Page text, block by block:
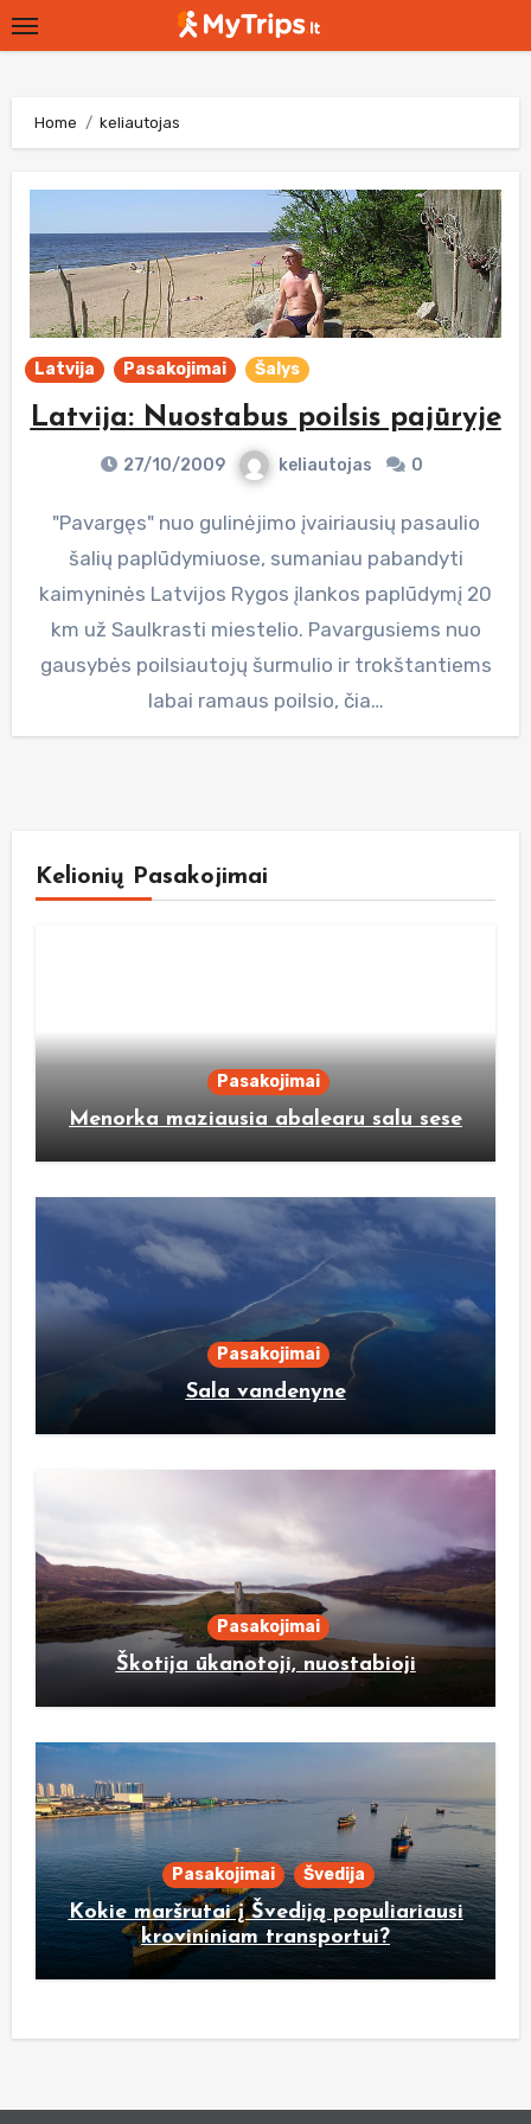
Skip
to
Home keliautojas
Latvija Pasakojimai Šalys
Latvija: Nuostabus poilsis pajūryje
27/10/2009 keliautojas 0
"Pavargęs" nuo gulinėjimo įvairiausių pasaulio
šalių paplūdymiuose, sumaniau pabandyti
kaimyninės Latvijos Rygos įlankos paplūdymį 20
km už Saulkrasti miestelio. Pavargusiems nuo
gausybės poilsiautojų šurmulio ir trokštantiems
labai ramaus poilsio, čia…
Kelionių Pasakojimai
Pasakojimai
Menorka maziausia abalearu salu sese
Pasakojimai
Sala vandenyne
Pasakojimai
Škotija ūkanotoji, nuostabioji
Pasakojimai Švedija
Kokie maršrutai į Švediją populiariausi
krovininiam transportui?